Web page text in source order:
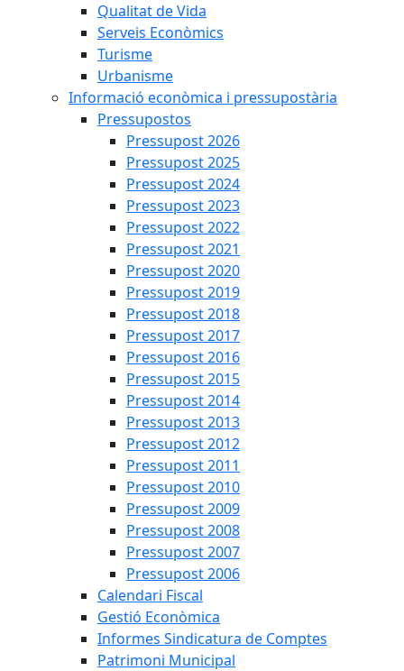
Qualitat de Vida
Serveis Econòmics
Turisme
Urbanisme
Informació econòmica i pressupostària
Pressupostos
Pressupost 2026
Pressupost 2025
Pressupost 2024
Pressupost 2023
Pressupost 2022
Pressupost 2021
Pressupost 2020
Pressupost 2019
Pressupost 2018
Pressupost 2017
Pressupost 2016
Pressupost 2015
Pressupost 2014
Pressupost 2013
Pressupost 2012
Pressupost 2011
Pressupost 2010
Pressupost 2009
Pressupost 2008
Pressupost 2007
Pressupost 2006
Calendari Fiscal
Gestió Econòmica
Informes Sindicatura de Comptes
Patrimoni Municipal